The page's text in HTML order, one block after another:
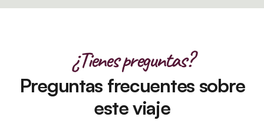
¿Tienes preguntas?
Preguntas frecuentes sobre
este viaje